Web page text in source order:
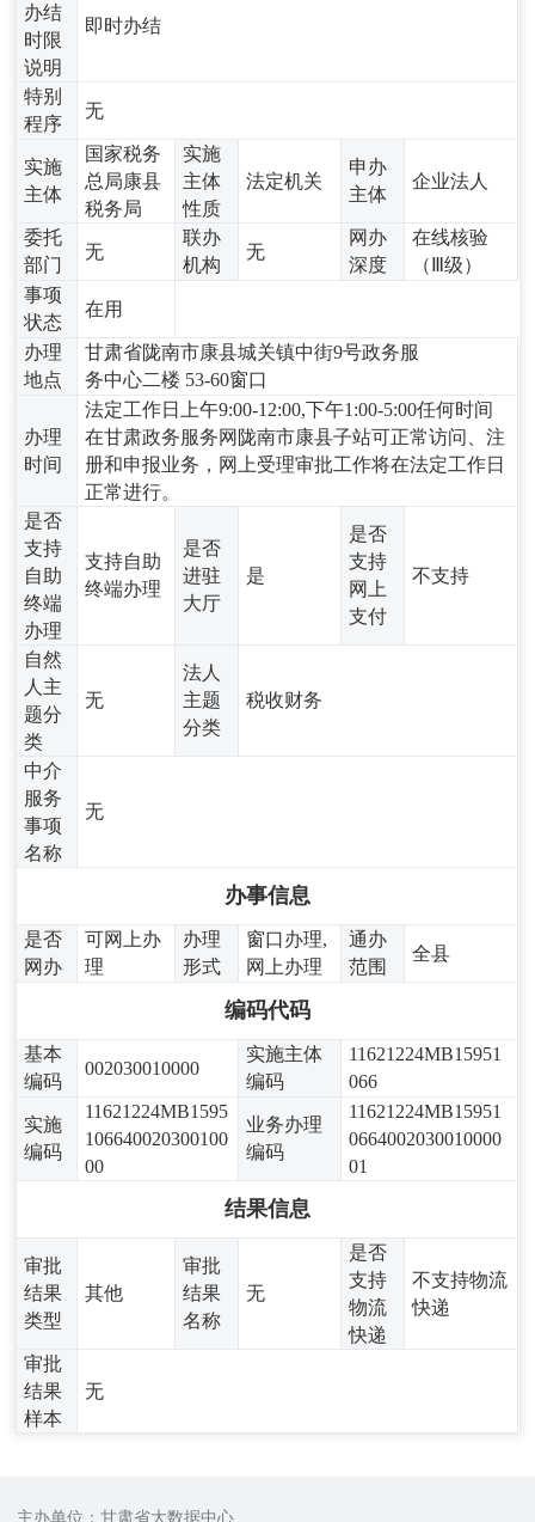
办结
时限
说明
即时办结
特别
程序
无
实施
主体
国家税务
总局康县
税务局
实施
主体
性质
法定机关
申办
主体
企业法人
委托
部门
无
联办
机构
无
网办
深度
在线核验
（Ⅲ级）
事项
状态
在用
办理
地点
甘肃省陇南市康县城关镇中街9号政务服
务中心二楼 53-60窗口
办理
时间
法定工作日上午9:00-12:00,下午1:00-5:00任何时间
在甘肃政务服务网陇南市康县子站可正常访问、注
册和申报业务，网上受理审批工作将在法定工作日
正常进行。
是否
支持
自助
终端
办理
支持自助
终端办理
是否
进驻
大厅
是
是否
支持
网上
支付
不支持
自然
人主
题分
类
无
法人
主题
分类
税收财务
中介
服务
事项
名称
无
办事信息
是否
网办
可网上办
理
办理
形式
窗口办理,
网上办理
通办
范围
全县
编码代码
基本
编码
002030010000
实施主体
编码
11621224MB15951
066
实施
编码
11621224MB1595
106640020300100
00
业务办理
编码
11621224MB15951
0664002030010000
01
结果信息
审批
结果
类型
其他
审批
结果
名称
无
是否
支持
物流
快递
不支持物流
快递
审批
结果
样本
无
主办单位：甘肃省大数据中心